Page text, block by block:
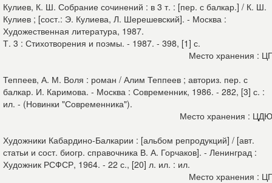
Кулиев, К. Ш. Собрание сочинений : в 3 т. : [пер. с балкар.] / К. Ш.
Кулиев ; [сост.: Э. Кулиева, Л. Шерешевский]. - Москва :
Художественная литература, 1987.
Т. 3 : Стихотворения и поэмы. - 1987. - 398, [1] с.
Место хранения :
Теппеев, А. М. Воля : роман / Алим Теппеев ; авториз. пер. с
балкар. И. Каримова. - Москва : Современник, 1986. - 282, [3] с. :
ил. - (Новинки "Современника").
Место хранения :
Художники Кабардино-Балкарии : [альбом репродукций] / [авт.
статьи и сост. биогр. справочника В. А. Горчаков]. - Ленинград :
Художник РСФСР, 1964. - 22 с., [20] л. ил. : ил.
Место хранения :